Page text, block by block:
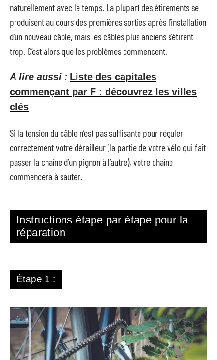
naturellement avec le temps. La plupart des étirements se
produisent au cours des premières sorties après l’installation
d’un nouveau câble, mais les câbles plus anciens s’étirent
trop. C’est alors que les problèmes commencent.
A lire aussi : Liste des capitales
commençant par F : découvrez les villes
clés
Si la tension du câble n’est pas suffisante pour réguler
correctement votre dérailleur (la partie de votre vélo qui fait
passer la chaîne d’un pignon à l’autre), votre chaîne
commencera à sauter.
Instructions étape par étape pour la
réparation
Étape 1 :